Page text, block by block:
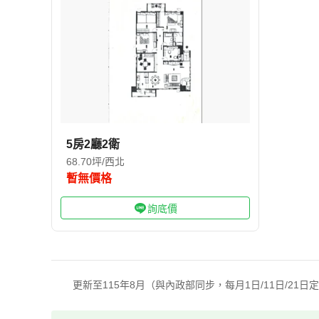
5房2廳2衛
68.70坪/西北
暫無價格
詢底價
更新至115年8月（與內政部同步，每月1日/11日/21日定